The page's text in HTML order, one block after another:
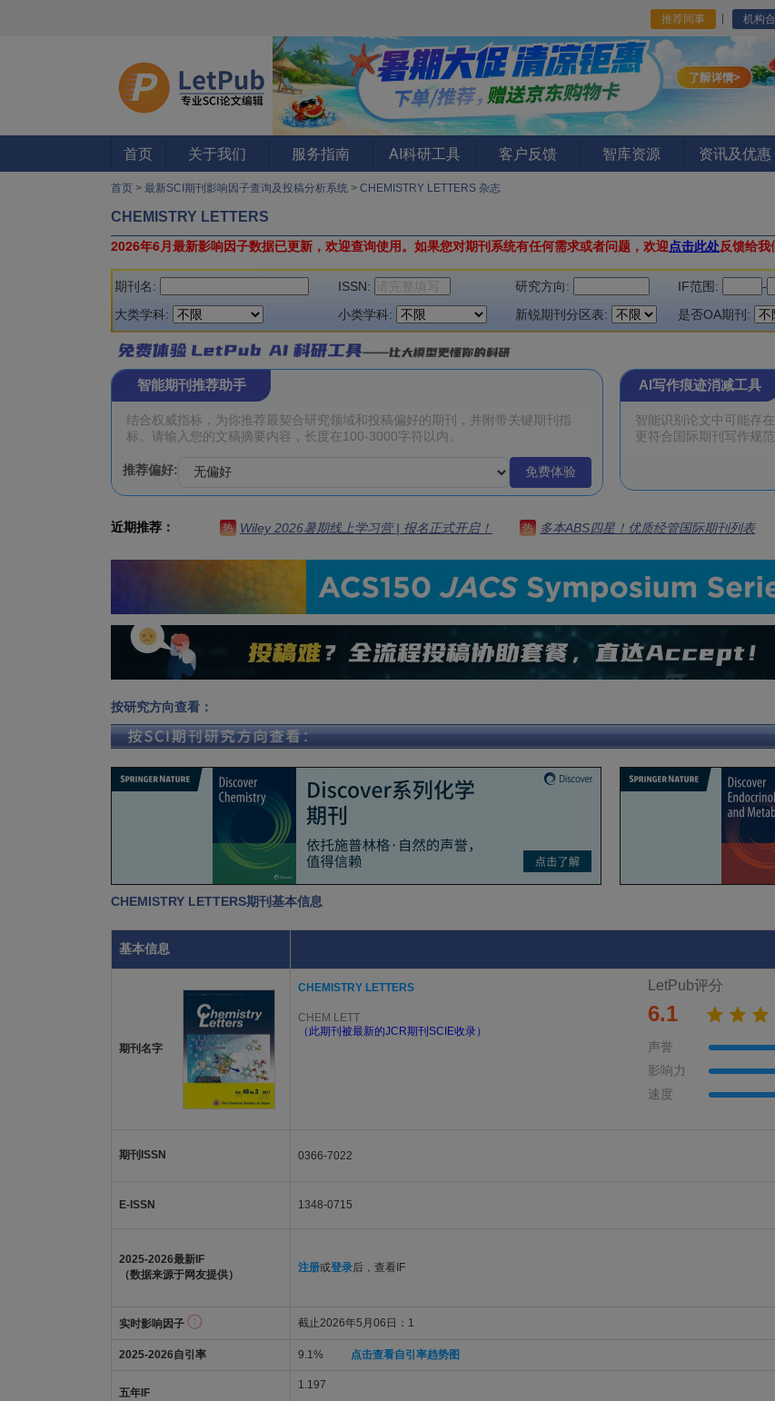
推荐同事 机构
首页 关于我们 服务指南 AI科研工具 客户反馈 智库资源 资讯及优惠
首页 > 最新SCI期刊影响因子查询及投稿分析系统 > CHEMISTRY LETTERS 杂志
CHEMISTRY LETTERS
2026年6月最新影响因子数据已更新，欢迎查询使用。 如果您对期刊系统有任何需求或者问题，欢迎点击此处反馈给我
期刊名: ISSN: 研究方向: IF范围: -
大类学科:
小类学科: 新锐期刊分区表: 是否OA期刊:
智能期刊推荐助手
推荐偏好: 免费体验
AI写作痕迹消减工具
近期推荐： 热 Wiley 2026暑期线上学习营 | 报名正式开启！ 热 多本ABS四星！优质经管国际期刊列表
按研究方向查看：
CHEMISTRY LETTERS期刊基本信息
基本信息
期刊名字
CHEMISTRY LETTERS
CHEM LETT
（此期刊被最新的JCR期刊SCIE收录）
LetPub评分
6.1
声誉
影响力
速度
期刊ISSN 0366-7022
E-ISSN 1348-0715
2025-2026最新IF
（数据来源于网友提供）
注册或登录后，查看IF
实时影响因子 截止2026年5月06日：1
2025-2026自引率 9.1% 点击查看自引率趋势图
五年IF
1.197